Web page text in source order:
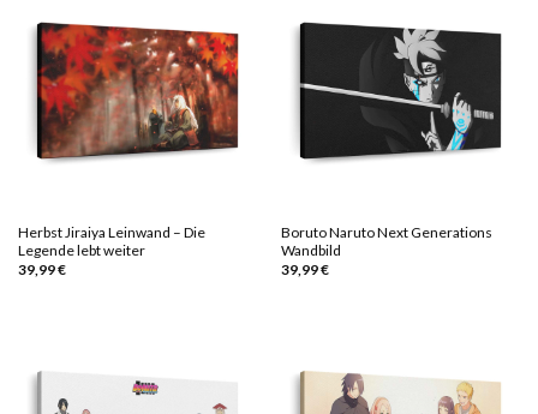
Herbst Jiraiya Leinwand – Die
Legende lebt weiter
39,99€
Boruto Naruto Next Generations
Wandbild
39,99€